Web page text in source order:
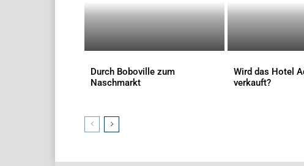
Durch Boboville zum
Naschmarkt
Wird das Hotel
verkauft?